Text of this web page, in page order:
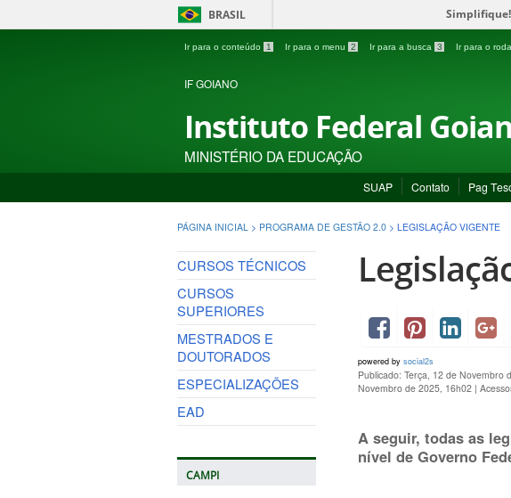
BRASIL Simplifique!
Ir para o conteúdo 1 Ir para o menu 2 Ir para a busca 3 Ir para o
IF GOIANO
Instituto Federal
MINISTÉRIO DA EDUCAÇÃO
SUAP Contato Pag
PÁGINA INICIAL > PROGRAMA DE GESTÃO 2.0 > LEGISLAÇÃO VIGENTE
CURSOS TÉCNICOS
CURSOS
SUPERIORES
MESTRADOS E
DOUTORADOS
ESPECIALIZAÇÕES
EAD
CAMPI
powered by social2s
Publicado: Terça, 12 de Novembro
Novembro de 2025, 16h02 |
A seguir, todas as
nível de Governo